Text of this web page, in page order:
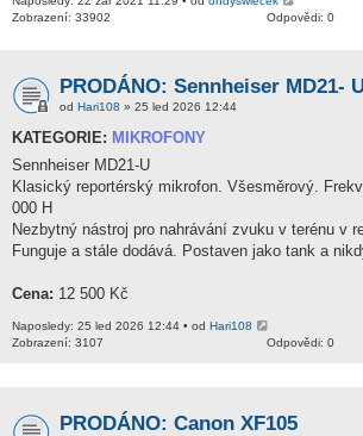
Odpovědi: 0
Zobrazení: 33902
PRODÁNO: Sennheiser MD21-
od Hari108 » 25 led 2026 12:44
KATEGORIE: MIKROFONY
Sennheiser MD21-U
Klasický reportérský mikrofon. Všesměrový.
000 H
Nezbytný nástroj pro nahrávání zvuku v terénu v
Funguje a stále dodává. Postaven jako tank a
Cena: 12 500 Kč
Naposledy: 25 led 2026 12:44 • od Hari108
Odpovědi: 0
Zobrazení: 3107
PRODÁNO: Canon XF105